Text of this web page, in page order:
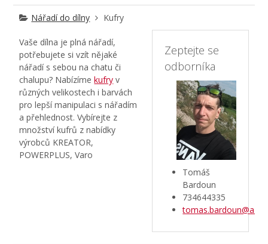
Nářadí do dílny Kufry
Zeptejte se
odborníka
Tomáš
Bardoun
734644335
Vaše dílna je plná nářadí,
potřebujete si vzít nějaké
nářadí s sebou na chatu či
chalupu? Nabízímekufry v
různých velikostech i barvách
pro lepší manipulaci s nářadím
a přehlednost. Vybírejte z
množství kufrů z nabídky
výrobců KREATOR,
POWERPLUS, Varo